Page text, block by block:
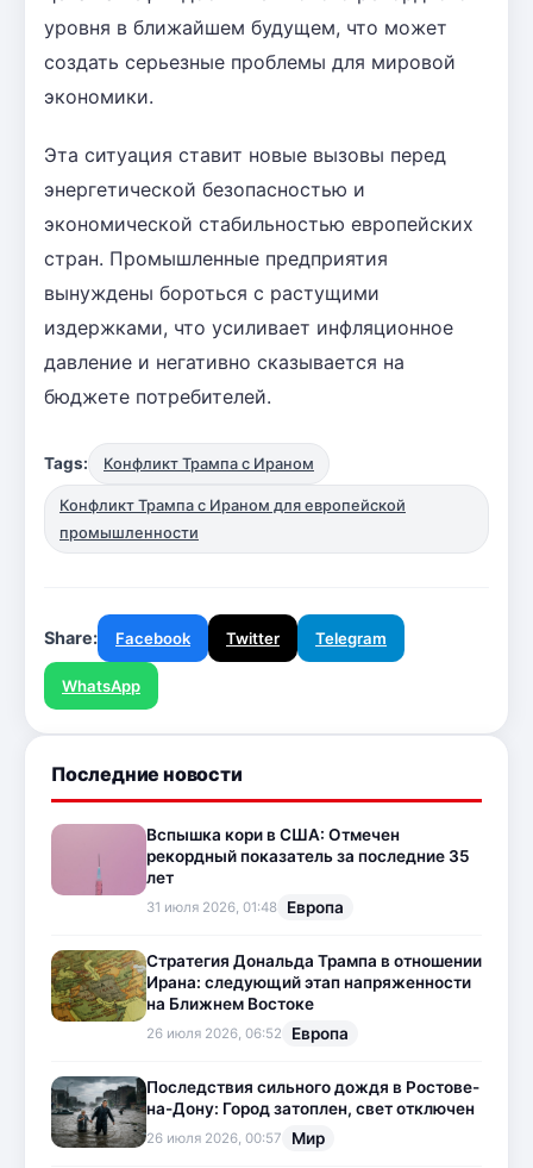
уровня в ближайшем будущем, что может
создать серьезные проблемы для мировой
экономики.
Эта ситуация ставит новые вызовы перед
энергетической безопасностью и
экономической стабильностью европейских
стран. Промышленные предприятия
вынуждены бороться с растущими
издержками, что усиливает инфляционное
давление и негативно сказывается на
бюджете потребителей.
Tags: Конфликт Трампа с Ираном
Конфликт Трампа с Ираном для европейской
промышленности
Share: Facebook Twitter Telegram
WhatsApp
Последние новости
Вспышка кори в США: Отмечен
рекордный показатель за последние 35
лет
31 июля 2026, 01:48 Европа
Стратегия Дональда Трампа в отношении
Ирана: следующий этап напряженности
на Ближнем Востоке
26 июля 2026, 06:52 Европа
Последствия сильного дождя в Ростове-
на-Дону: Город затоплен, свет отключен
26 июля 2026, 00:57 Мир